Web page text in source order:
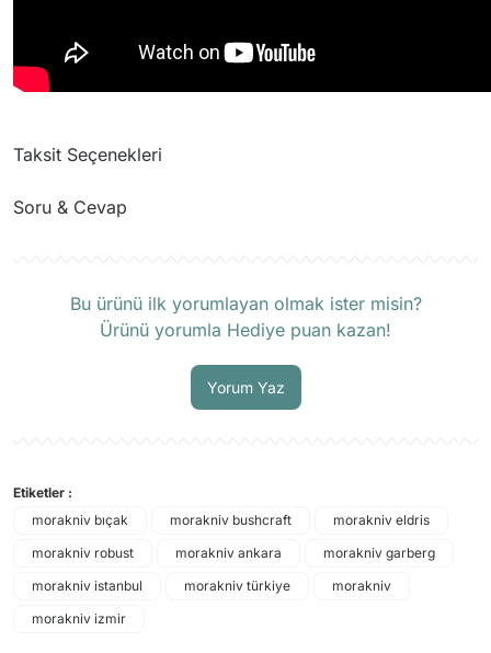
Taksit Seçenekleri
Soru & Cevap
Bu ürünü ilk yorumlayan olmak ister misin?
Ürünü yorumla Hediye puan kazan!
Yorum Yaz
Etiketler :
morakniv bıçak
morakniv bushcraft
morakniv eldris
morakniv robust
morakniv ankara
morakniv garberg
morakniv istanbul
morakniv türkiye
morakniv
morakniv izmir